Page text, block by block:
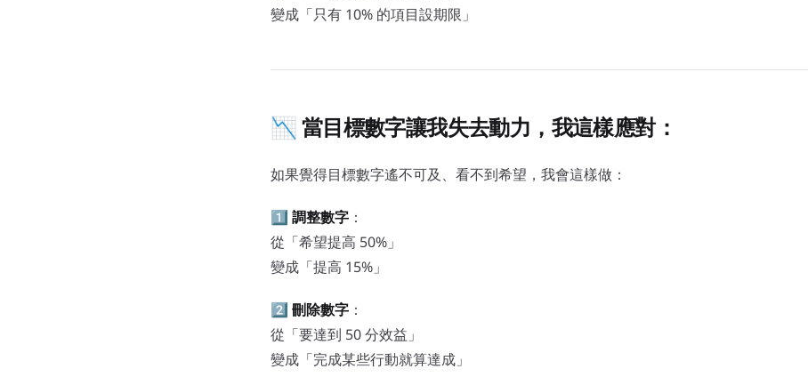
變成「只有 10% 的項目設期限」
📉 當目標數字讓我失去動力，我這樣應對：
如果覺得目標數字遙不可及、看不到希望，我會這樣做：
1️⃣ 調整數字 ：
從「希望提高 50%」
變成「提高 15%」
2️⃣ 刪除數字 ：
從「要達到 50 分效益」
變成「完成某些行動就算達成」